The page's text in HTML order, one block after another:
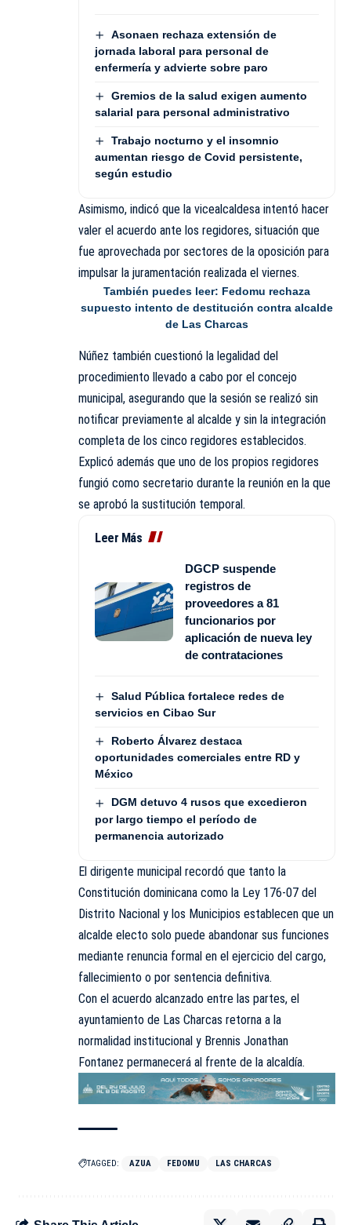
Asonaen rechaza extensión de
jornada laboral para personal de
enfermería y advierte sobre paro
Gremios de la salud exigen aumento
salarial para personal administrativo
Trabajo nocturno y el insomnio
aumentan riesgo de Covid persistente,
según estudio
Asimismo, indicó que la vicealcaldesa intentó hacer
valer el acuerdo ante los regidores, situación que
fue aprovechada por sectores de la oposición para
impulsar la juramentación realizada el viernes.
También puedes leer: Fedomu rechaza
supuesto intento de destitución contra alcalde
de Las Charcas
Núñez también cuestionó la legalidad del
procedimiento llevado a cabo por el concejo
municipal, asegurando que la sesión se realizó sin
notificar previamente al alcalde y sin la integración
completa de los cinco regidores establecidos.
Explicó además que uno de los propios regidores
fungió como secretario durante la reunión en la que
se aprobó la sustitución temporal.
Leer Más
DGCP suspende
registros de
proveedores a 81
funcionarios por
aplicación de nueva ley
de contrataciones
Salud Pública fortalece redes de
servicios en Cibao Sur
Roberto Álvarez destaca
oportunidades comerciales entre RD y
México
DGM detuvo 4 rusos que excedieron
por largo tiempo el período de
permanencia autorizado
El dirigente municipal recordó que tanto la
Constitución dominicana como la Ley 176-07 del
Distrito Nacional y los Municipios establecen que un
alcalde electo solo puede abandonar sus funciones
mediante renuncia formal en el ejercicio del cargo,
fallecimiento o por sentencia definitiva.
Con el acuerdo alcanzado entre las partes, el
ayuntamiento de Las Charcas retorna a la
normalidad institucional y Brennis Jonathan
Fontanez permanecerá al frente de la alcaldía.
TAGGED: AZUA FEDOMU LAS CHARCAS